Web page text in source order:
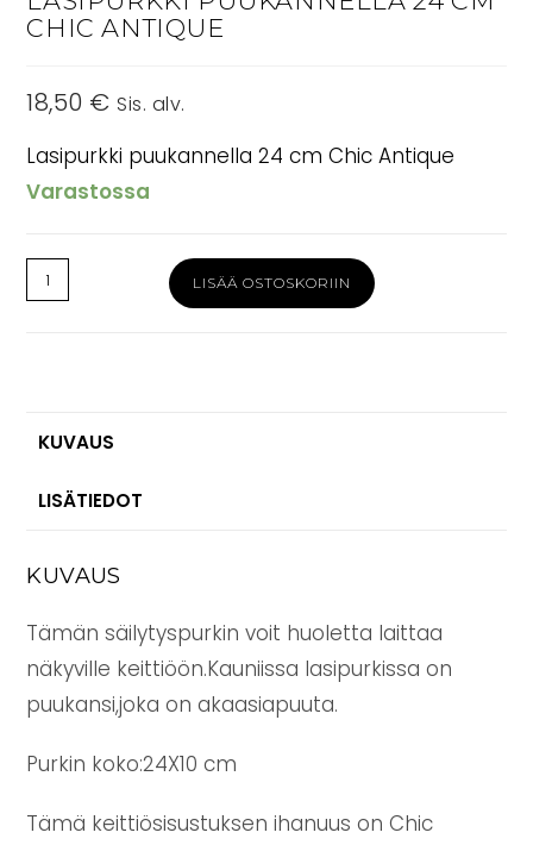
CHIC ANTIQUE
18,50 € Sis. alv.
Lasipurkki puukannella 24 cm Chic Antique
Varastossa
Lasipurkki
puukannella
määrä
LISÄÄ OSTOSKORIIN
KUVAUS
LISÄTIEDOT
KUVAUS
Tämän säilytyspurkin voit huoletta laittaa
näkyville keittiöön.Kauniissa lasipurkissa on
puukansi,joka on akaasiapuuta.
Purkin koko:24X10 cm
Tämä keittiösisustuksen ihanuus on Chic